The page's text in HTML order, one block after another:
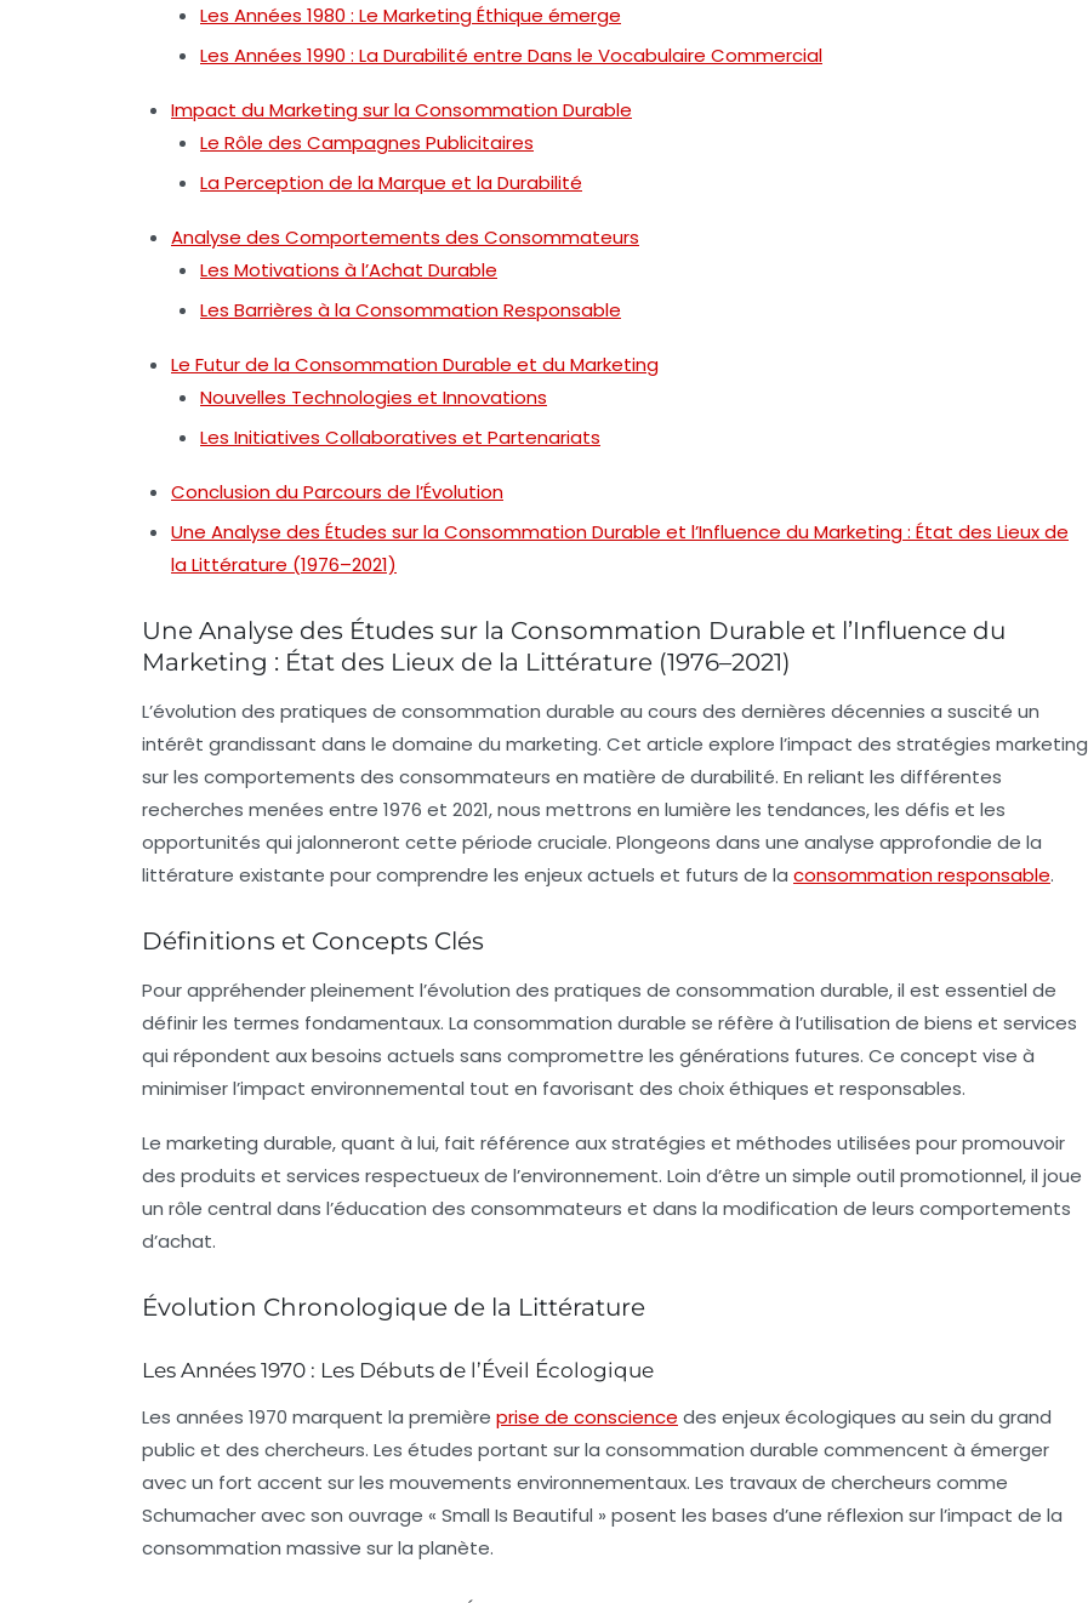
Les Années 1980 : Le Marketing Éthique émerge
Les Années 1990 : La Durabilité entre Dans le Vocabulaire Commercial
Impact du Marketing sur la Consommation Durable
Le Rôle des Campagnes Publicitaires
La Perception de la Marque et la Durabilité
Analyse des Comportements des Consommateurs
Les Motivations à l’Achat Durable
Les Barrières à la Consommation Responsable
Le Futur de la Consommation Durable et du Marketing
Nouvelles Technologies et Innovations
Les Initiatives Collaboratives et Partenariats
Conclusion du Parcours de l’Évolution
Une Analyse des Études sur la Consommation Durable et l’Influence du Marketing : État des Lieux de
la Littérature (1976–2021)
Une Analyse des Études sur la Consommation Durable et l’Influence du
Marketing : État des Lieux de la Littérature (1976–2021)
L’évolution des pratiques de consommation durable au cours des dernières décennies a suscité un
intérêt grandissant dans le domaine du marketing. Cet article explore l’impact des stratégies marketing
sur les comportements des consommateurs en matière de durabilité. En reliant les différentes
recherches menées entre 1976 et 2021, nous mettrons en lumière les tendances, les défis et les
opportunités qui jalonneront cette période cruciale. Plongeons dans une analyse approfondie de la
littérature existante pour comprendre les enjeux actuels et futurs de la consommation responsable.
Définitions et Concepts Clés
Pour appréhender pleinement l’évolution des pratiques de consommation durable, il est essentiel de
définir les termes fondamentaux. La consommation durable se réfère à l’utilisation de biens et services
qui répondent aux besoins actuels sans compromettre les générations futures. Ce concept vise à
minimiser l’impact environnemental tout en favorisant des choix éthiques et responsables.
Le marketing durable, quant à lui, fait référence aux stratégies et méthodes utilisées pour promouvoir
des produits et services respectueux de l’environnement. Loin d’être un simple outil promotionnel, il joue
un rôle central dans l’éducation des consommateurs et dans la modification de leurs comportements
d’achat.
Évolution Chronologique de la Littérature
Les Années 1970 : Les Débuts de l’Éveil Écologique
Les années 1970 marquent la première prise de conscience des enjeux écologiques au sein du grand
public et des chercheurs. Les études portant sur la consommation durable commencent à émerger
avec un fort accent sur les mouvements environnementaux. Les travaux de chercheurs comme
Schumacher avec son ouvrage « Small Is Beautiful » posent les bases d’une réflexion sur l’impact de la
consommation massive sur la planète.